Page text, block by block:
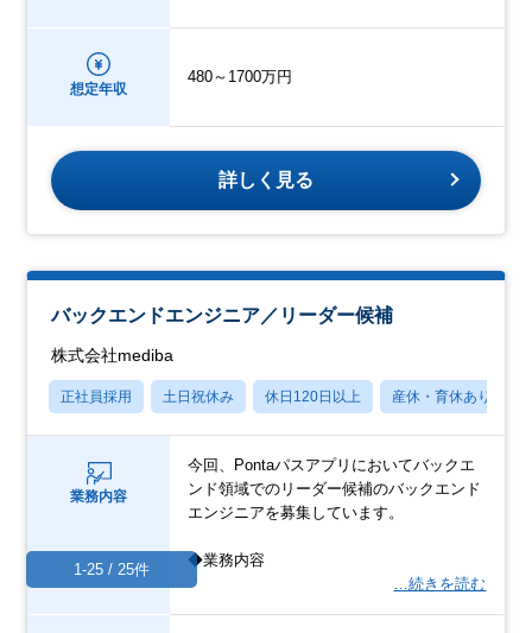
想定年収
480～1700万円
詳しく見る
バックエンドエンジニア／リーダー候補
株式会社mediba
正社員採用 土日祝休み 休日120日以上 産休・育休あり
業務内容
今回、Pontaパスアプリにおいてバックエ
ンド領域でのリーダー候補のバックエンド
エンジニアを募集しています。
◆業務内容
…続きを読む
1-25 / 25件